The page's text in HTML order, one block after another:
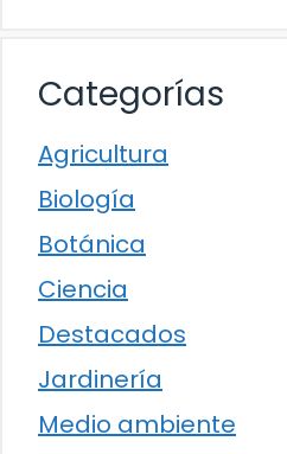
Categorías
Agricultura
Biología
Botánica
Ciencia
Destacados
Jardinería
Medio ambiente